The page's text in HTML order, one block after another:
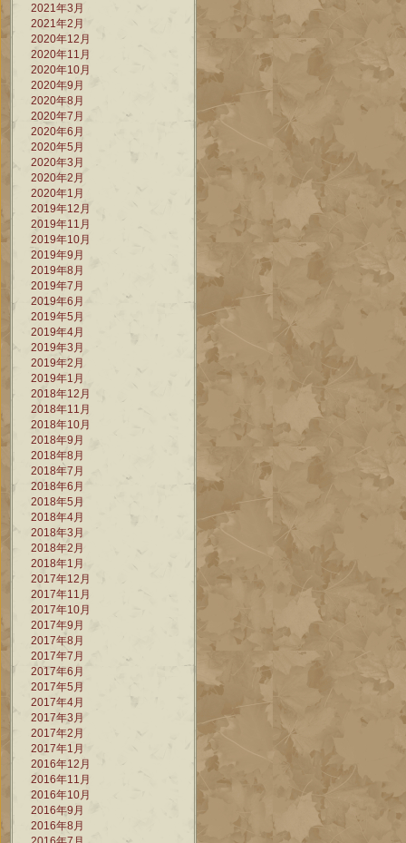
2021年3月
2021年2月
2020年12月
2020年11月
2020年10月
2020年9月
2020年8月
2020年7月
2020年6月
2020年5月
2020年3月
2020年2月
2020年1月
2019年12月
2019年11月
2019年10月
2019年9月
2019年8月
2019年7月
2019年6月
2019年5月
2019年4月
2019年3月
2019年2月
2019年1月
2018年12月
2018年11月
2018年10月
2018年9月
2018年8月
2018年7月
2018年6月
2018年5月
2018年4月
2018年3月
2018年2月
2018年1月
2017年12月
2017年11月
2017年10月
2017年9月
2017年8月
2017年7月
2017年6月
2017年5月
2017年4月
2017年3月
2017年2月
2017年1月
2016年12月
2016年11月
2016年10月
2016年9月
2016年8月